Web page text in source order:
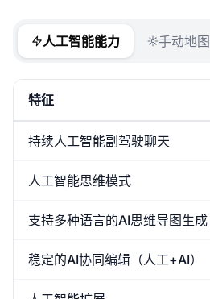
人工智能能力 手动地图
特征
持续人工智能副驾驶聊天
人工智能思维模式
支持多种语言的AI思维导图生成
稳定的AI协同编辑（人工+AI）